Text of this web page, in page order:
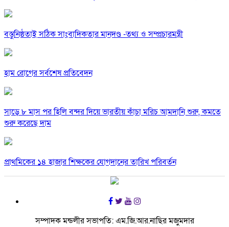
বস্তুনিষ্ঠতাই সঠিক সাংবাদিকতার মানদণ্ড -তথ্য ও সম্প্রচারমন্ত্রী
হাম রোগের সর্বশেষ প্রতিবেদন
সাড়ে ৮ মাস পর হিলি বন্দর দিয়ে ভারতীয় কাঁচা মরিচ আমদানি শুরু, কমতে
শুরু করেছে দাম
প্রাথমিকের ১৪ হাজার শিক্ষকের যোগদানের তারিখ পরিবর্তন
সম্পাদক মন্ডলীর সভাপতি: এম.জি.আর.নাছির মজুমদার